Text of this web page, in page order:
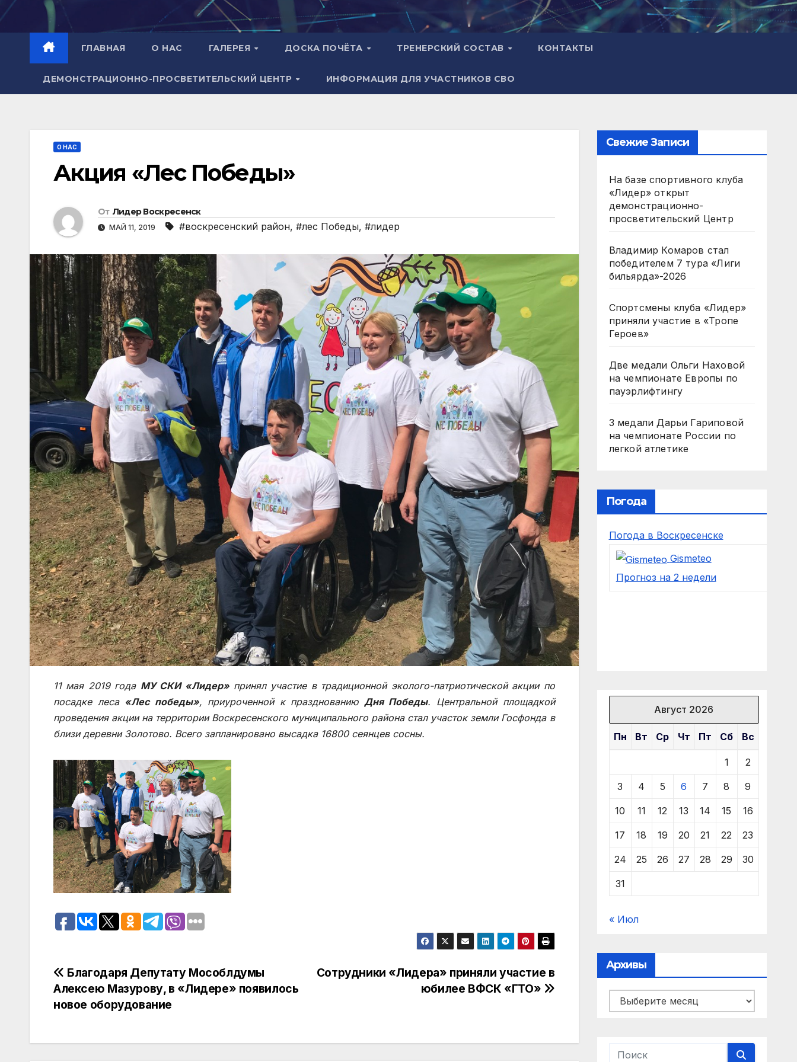
Перейти
содержимому
ГЛАВНАЯ О НАС ГАЛЕРЕЯ ДОСКА ПОЧЁТА ТРЕНЕРСКИЙ СОСТАВ КОНТАКТЫ
ДЕМОНСТРАЦИОННО-ПРОСВЕТИТЕЛЬСКИЙ ЦЕНТР ИНФОРМАЦИЯ ДЛЯ УЧАСТНИКОВ СВО
О НАС
Акция «Лес Победы»
От Лидер Воскресенск
МАЙ 11, 2019 #воскресенский район, #лес Победы, #лидер
11 мая 2019 года МУ СКИ «Лидер»принял участие в традиционной эколого-патриотической акции по
посадке леса «Лес победы», приуроченной к празднованию Дня Победы. Центральной площадкой
проведения акции на территории Воскресенского муниципального района стал участок земли Госфонда в
близи деревни Золотово. Всего запланировано высадка 16800 сеянцев сосны.
Навигация
по
Сотрудники «Лидера» приняли участие в
юбилее ВФСК «ГТО»
Благодаря Депутату Мособлдумы
Алексею Мазурову, в «Лидере» появилось
новое оборудование
Свежие Записи
На базе спортивного клуба
«Лидер» открыт
демонстрационно-
просветительский Центр
Владимир Комаров стал
победителем 7 тура «Лиги
бильярда»-2026
Спортсмены клуба «Лидер»
приняли участие в «Тропе
Героев»
Две медали Ольги Наховой
на чемпионате Европы по
пауэрлифтингу
3 медали Дарьи Гариповой
на чемпионате России по
легкой атлетике
Погода
Погода в Воскресенске
Gismeteo
Прогноз на 2 недели
Август 2026
Пн Вт Ср Чт Пт Сб Вс
1 2
3 4 5 6 7 8 9
10 11 12 13 14 15 16
17 18 19 20 21 22 23
24 25 26 27 28 29 30
31
« Июл
Архивы
Архивы